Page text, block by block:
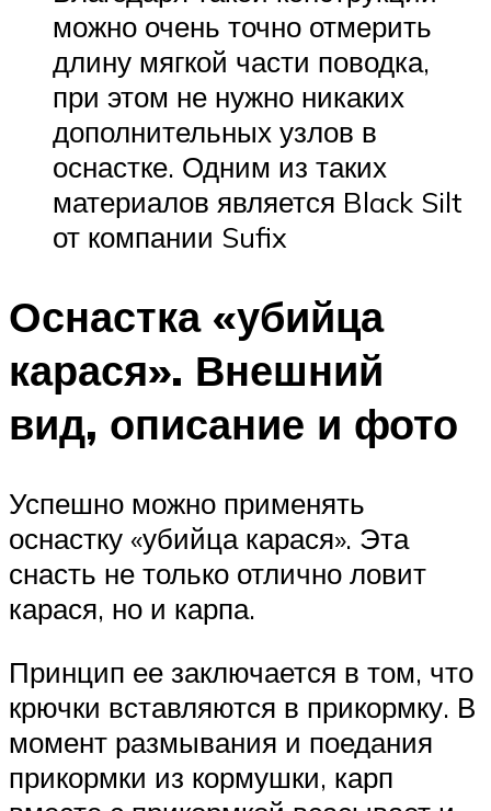
можно очень точно отмерить
длину мягкой части поводка,
при этом не нужно никаких
дополнительных узлов в
оснастке. Одним из таких
материалов является Black Silt
от компании Sufix
Оснастка «убийца
карася». Внешний
вид, описание и фото
Успешно можно применять
оснастку «убийца карася». Эта
снасть не только отлично ловит
карася, но и карпа.
Принцип ее заключается в том, что
крючки вставляются в прикормку. В
момент размывания и поедания
прикормки из кормушки, карп